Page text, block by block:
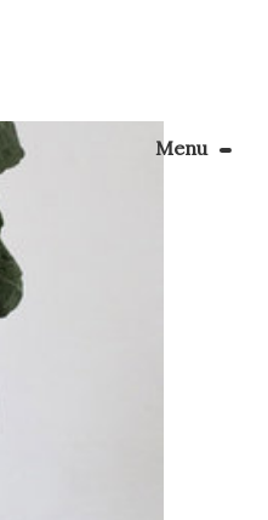
Menu
la couture
couture
vos tissus